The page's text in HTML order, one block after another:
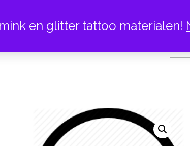
en glitter tattoo materialen!